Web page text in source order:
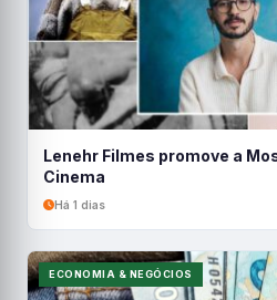
Lenehr Filmes promove a
Cinema
Há 1 dias
ECONOMIA & NEGÓCIOS